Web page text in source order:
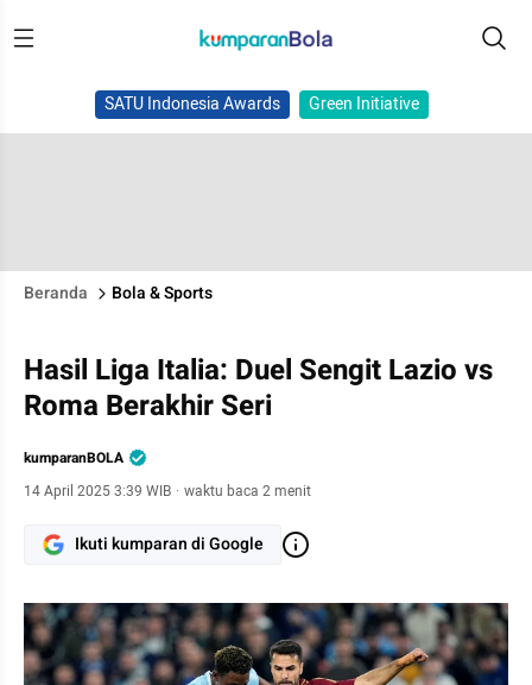
SATU Indonesia Awards Green Initiative
Beranda Bola & Sports
Hasil Liga Italia: Duel Sengit Lazio vs
Roma Berakhir Seri
kumparanBOLA
14 April 2025 3:39 WIB · waktu baca 2 menit
Ikuti kumparan di Google